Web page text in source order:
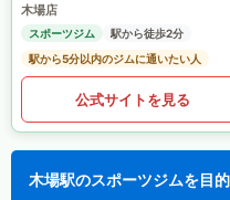
木場店
スポーツジム
駅から徒歩2分
駅から5分以内のジムに通いたい人
公式サイトを見る
木場駅のスポーツジムを目